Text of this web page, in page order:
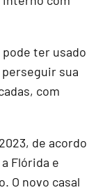
ter usado
perseguir sua
com
de acordo
Flórida e
O novo casal